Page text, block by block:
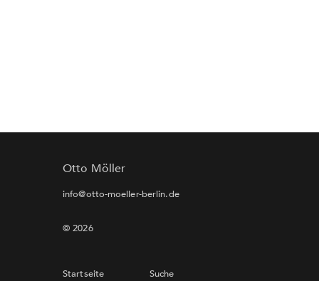
Otto Möller
info@otto-moeller-berlin.de
© 2026
Startseite
Suche